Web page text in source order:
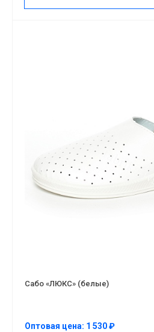
Сабо «ЛЮКС» (белые)
Оптовая цена: 1 530 ₽